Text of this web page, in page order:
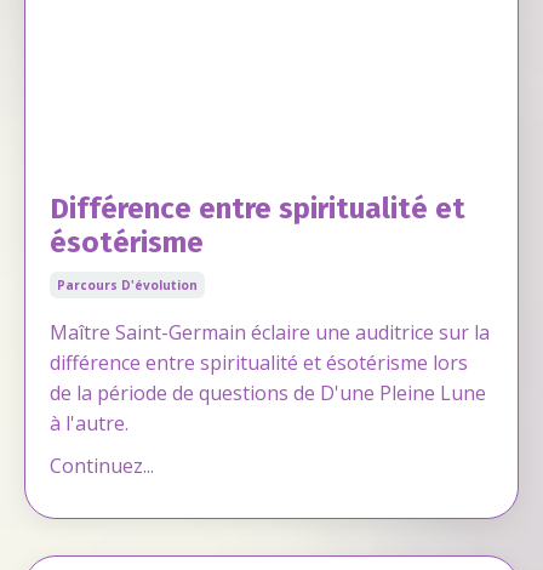
Différence entre spiritualité et
ésotérisme
Parcours D'évolution
Maître Saint-Germain éclaire une auditrice sur la
différence entre spiritualité et ésotérisme lors
de la période de questions de D'une Pleine Lune
à l'autre.
Continuez...